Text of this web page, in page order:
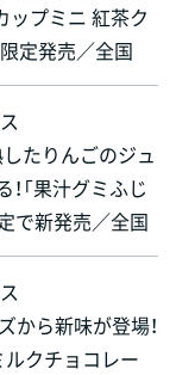
ップミニ 紅茶ク
定発売／全国
たりんごのジュ
「果汁グミふじ
で新発売／全国
から新味が登場！
ルクチョコレー